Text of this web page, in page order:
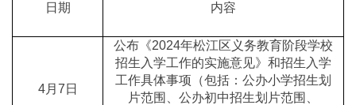
日期 内容
4月7日
公布《2024年松江区义务教育阶段学校
招生入学工作的实施意见》和招生入学
工作具体事项（包括：公办小学招生划
片范围、公办初中招生划片范围、